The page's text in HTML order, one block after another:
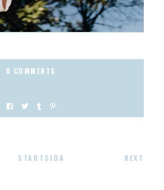
0 COMMENTS
STARTSIDA NEXT